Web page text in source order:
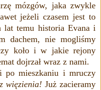
mózgów, jaka zwykle
jeżeli czasem jest to
lat temu historia Evana i
dachem, nie mogliśmy
koło i w jakie rejony
dojrzał wraz z nami.
po mieszkaniu i mruczy
więzienia! Już zacieramy